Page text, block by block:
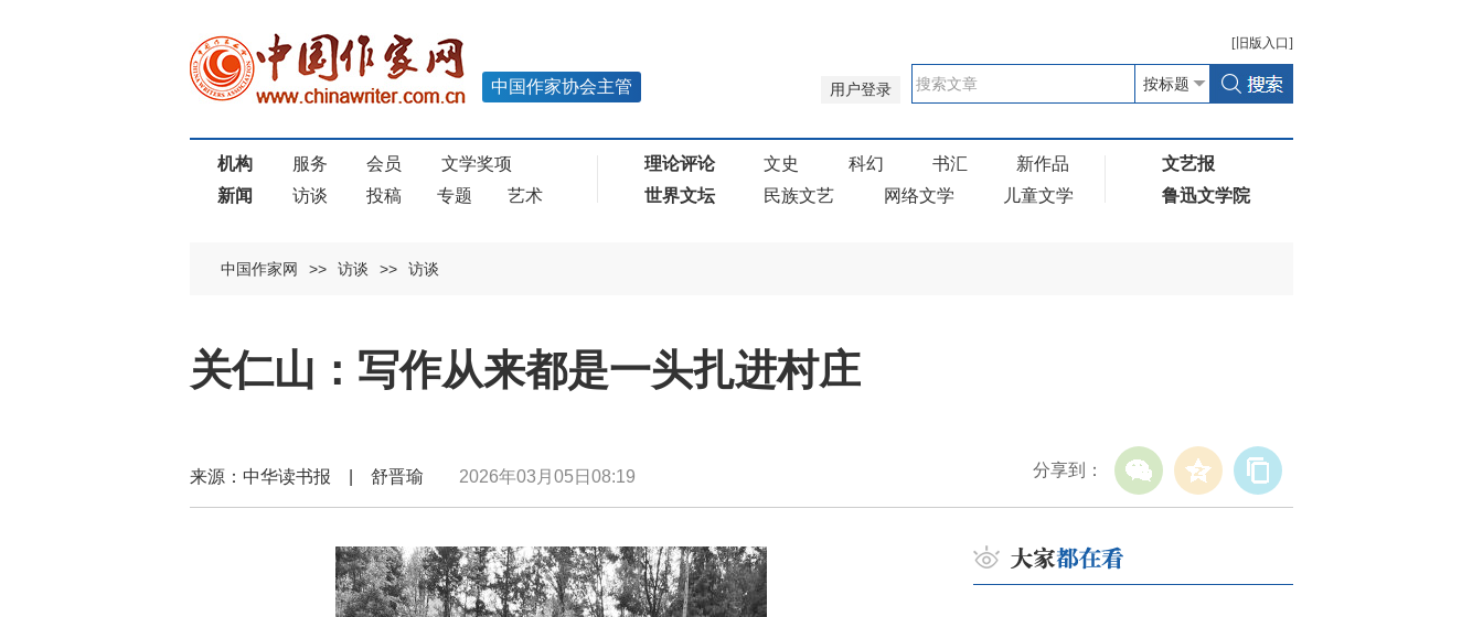
[ 旧版 入口]
用户登录
中国作家协会主管
机构 服务 会员
文学奖项
新闻
访谈 投稿 专题 艺术
理论评论 文史 科幻 书汇
新作品
世界文坛
民族文艺 网络文学 儿童文学
文艺报
鲁迅文学院
中国作家网 >> 访谈 >> 访谈
关仁山：写作从来都是一头扎进村庄
分享到：
来源：中华读书报 | 舒晋瑜 2026年03月05日08:19